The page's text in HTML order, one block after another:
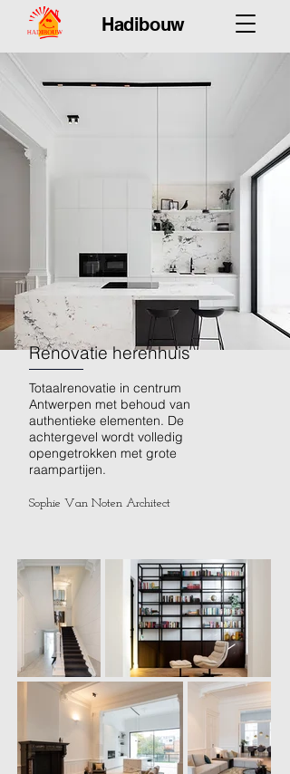
Hadibouw
Renovatie herenhuis
Totaalrenovatie in centrum
Antwerpen met behoud van
authentieke elementen. De
achtergevel wordt volledig
opengetrokken met grote
raampartijen.
Sophie Van Noten Architect